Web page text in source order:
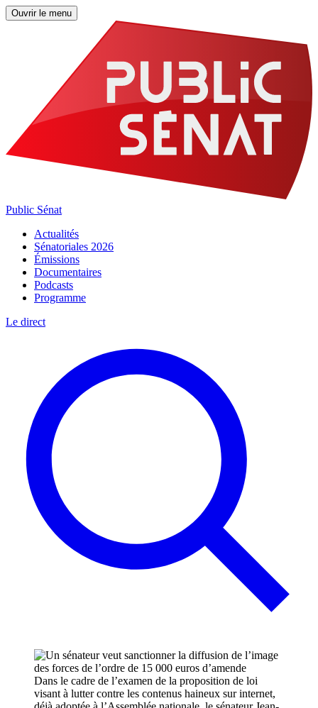
Ouvrir le menu
Public Sénat
Actualités
Sénatoriales 2026
Émissions
Documentaires
Podcasts
Programme
Le direct
Dans le cadre de l’examen de la proposition de loi
visant à lutter contre les contenus haineux sur internet,